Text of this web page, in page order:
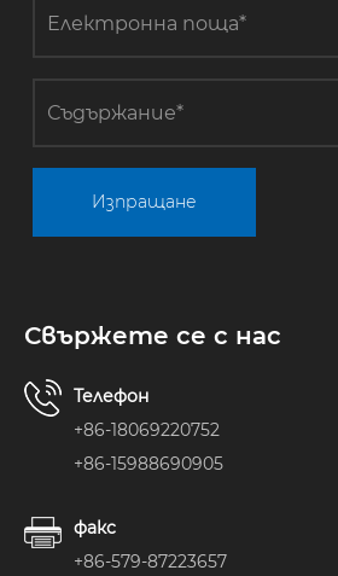
Изпращане
Свържете се с нас
Телефон
+86-18069220752
+86-15988690905
факс
+86-579-87223657